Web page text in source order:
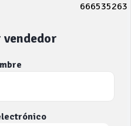
666535263